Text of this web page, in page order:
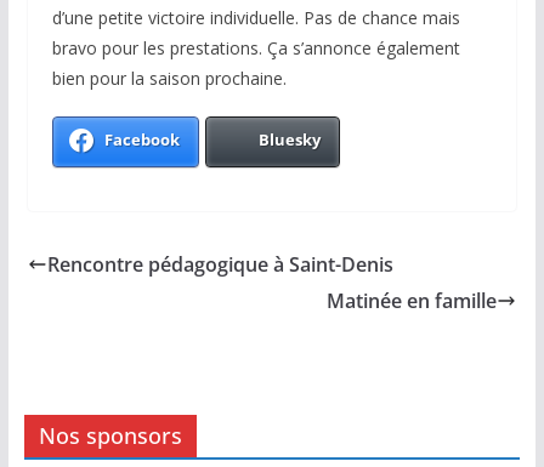
d’une petite victoire individuelle. Pas de chance mais
bravo pour les prestations. Ça s’annonce également
bien pour la saison prochaine.
Facebook Bluesky
Rencontre pédagogique à Saint-Denis
Matinée en famille
Nos sponsors